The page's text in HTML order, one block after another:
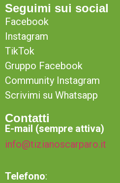
Seguimi sui social
Facebook
Instagram
TikTok
Gruppo Facebook
Community Instagram
Scrivimi su Whatsapp
Contatti
E-mail (sempre attiva)
info@tizianoscarparo.it
Telefono: